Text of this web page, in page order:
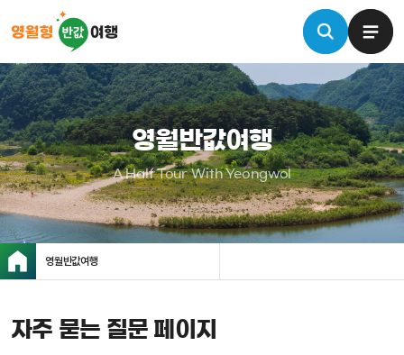
영월반값여행
A Half Tour With Yeongwol
영월반값여행
자주 묻는 질문 페이지